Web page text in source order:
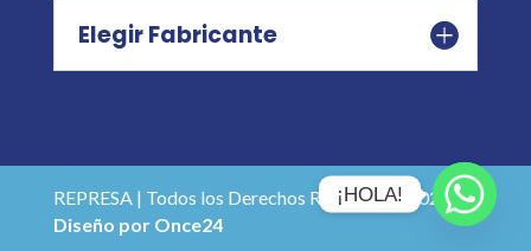
Elegir Fabricante
REPRESA | Todos los Derechos Reservados 2026 |
Diseño por Once24
¡HOLA!